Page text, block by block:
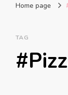
Home page
TAG